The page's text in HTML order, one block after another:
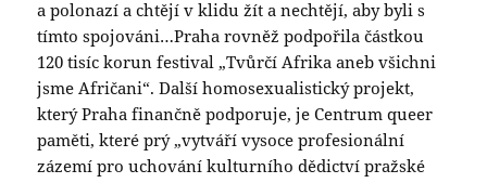
a polonazí a chtějí v klidu žít a nechtějí, aby byli s
tímto spojováni…Praha rovněž podpořila částkou
120 tisíc korun festival „Tvůrčí Afrika aneb všichni
jsme Afričani“. Další homosexualistický projekt,
který Praha finančně podporuje, je Centrum queer
paměti, které prý „vytváří vysoce profesionální
zázemí pro uchování kulturního dědictví pražské